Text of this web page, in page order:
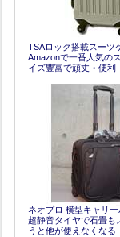
TSAロック搭載スーツ
Amazonで一番人気の
イズ豊富で頑丈・便利
ネオプロ 横型キャリ
超静音タイヤで石畳も
うと他が使えなくなる